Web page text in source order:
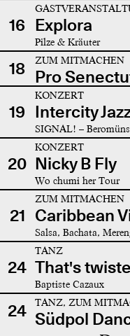
16 Explora
Pilze & Kräuter
18 ZUM MITMACHEN
Pro
19
KONZERT
Intercity
SIGNAL! –
20
KONZERT
Nicky B Fly
Wo chumi her Tour
21
ZUM MITMACHEN
Caribbean
Salsa, Bachata,
24
TANZ
That's
Baptiste Cazaux
24 TANZ, ZUM
Südpol